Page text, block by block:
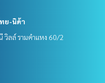
ทย-นิด้า
วิลล์ รามคำแหง 60/2